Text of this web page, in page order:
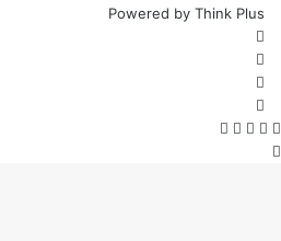
Powered by Think Plus
فيسبوك
‫X واتساب
تيلقرام